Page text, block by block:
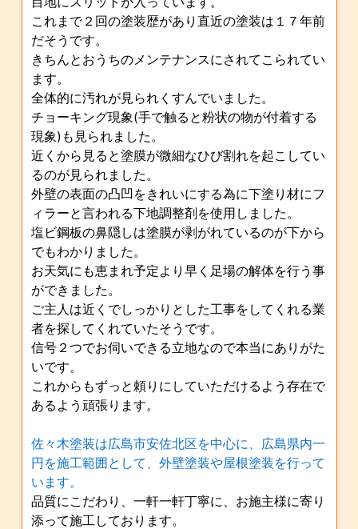
これまで２回の塗装歴があり直近の塗装は１７年前
だそうです。
きちんとおうちのメンテナンスにされてこられてい
ます。
全体的に汚れが見られくすんでいました。
チョーキング現象(手で触ると粉状の物が付着する
現象)も見られました。
近くから見ると塗膜が微細なひび割れを起こしてい
るのが見られました。
外壁の表面の凸凹をきれいにする為に下塗り材にフ
ィラーと言われる下地調整剤を使用しました。
塩ビ鋼板の鼻隠しは塗膜が剥がれているのが下から
でもわかりました。
お天気にも恵まれ予定より早く足場の解体を行う事
ができました。
ご主人は近くでしっかりとした工事をしてくれる業
者を探してくれていたそうです。
信号２つでお伺いできる立地なので本当にありがた
いです。
これからもずっと頼りにしていただけるよう存在で
あるよう頑張ります。
佐々木塗装は広島市安佐北区を中心に、広島県内一
円を施工範囲として、外壁塗装や屋根塗装を行って
います。
品質にこだわり、一軒一軒丁寧に、お施主様に寄り
添って施工しております。